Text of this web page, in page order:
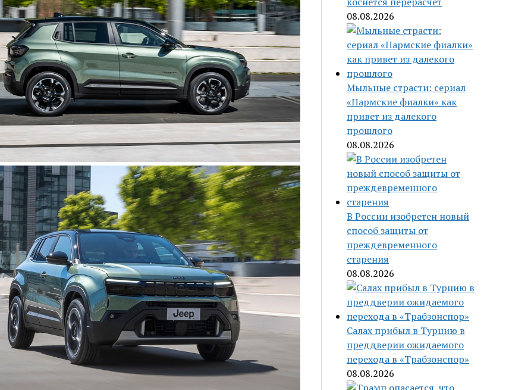
08.08.2026
Мыльные страсти: сериал
«Пармские фиалки» как
привет из далекого
прошлого
08.08.2026
В России изобретен новый
способ защиты от
преждевременного
старения
08.08.2026
Салах прибыл в Турцию в
преддверии ожидаемого
перехода в «Трабзонспор»
08.08.2026